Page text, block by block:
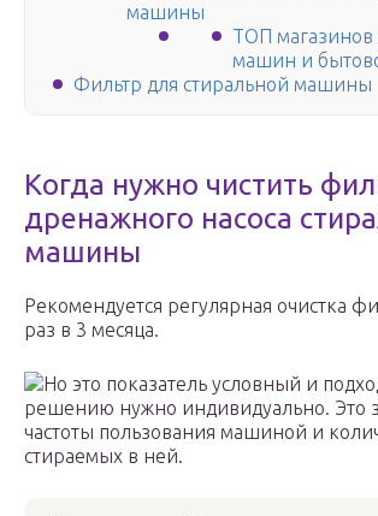
машины
ТОП магазинов
машин и
Фильтр для стиральной машины
Когда нужно чистить
дренажного насоса
машины
Рекомендуется регулярная очистка
раз в 3 месяца.
Но это показатель условный и
решению нужно индивидуально. Это
частоты пользования машиной и
стираемых в ней.